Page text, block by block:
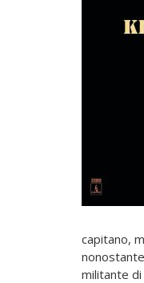
capitano,
militante